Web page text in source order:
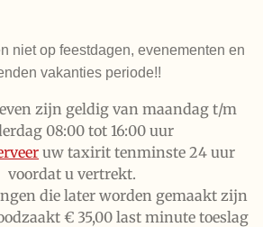
niet op feestdagen, evenementen en
vakanties periode!!
zijn geldig van maandag t/m
08:00 tot 16:00 uur
uw taxirit tenminste 24 uur
voordat u vertrekt.
die later worden gemaakt zijn
€ 35,00 last minute toeslag